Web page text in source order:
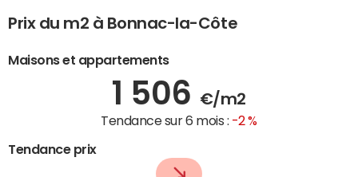
Prix du m2 à Bonnac-la-Côte
Maisons et appartements
1 506 €/m2
Tendance sur 6 mois : -2 %
Tendance prix